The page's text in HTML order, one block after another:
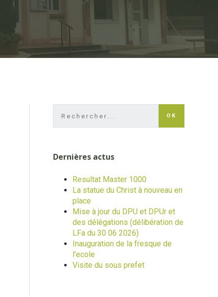
OK
Dernières actus
Resultat Master 1000
La statue du Christ à nouveau en
place
Mise à jour du DPU et DPUr et
des délégations (délibération de
LFa du 30 06 2026)
Inauguration de la fresque de
l’ecole
Visite du sous prefet